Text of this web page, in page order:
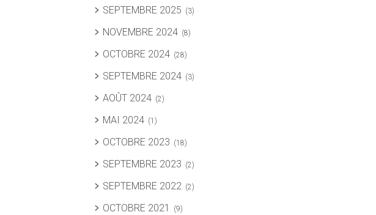
SEPTEMBRE 2025 (3)
NOVEMBRE 2024 (8)
OCTOBRE 2024 (28)
SEPTEMBRE 2024 (3)
AOÛT 2024 (2)
MAI 2024 (1)
OCTOBRE 2023 (18)
SEPTEMBRE 2023 (2)
SEPTEMBRE 2022 (2)
OCTOBRE 2021 (9)